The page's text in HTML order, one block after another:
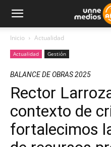
Inicio Actualidad
Actualidad Gestión
BALANCE DE OBRAS 2025
Rector
contexto de
fortalecimos